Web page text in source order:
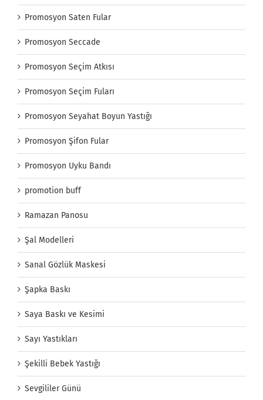
Promosyon Saten Fular
Promosyon Seccade
Promosyon Seçim Atkısı
Promosyon Seçim Fuları
Promosyon Seyahat Boyun Yastığı
Promosyon Şifon Fular
Promosyon Uyku Bandı
promotion buff
Ramazan Panosu
Şal Modelleri
Sanal Gözlük Maskesi
Şapka Baskı
Saya Baskı ve Kesimi
Sayı Yastıkları
Şekilli Bebek Yastığı
Sevgililer Günü